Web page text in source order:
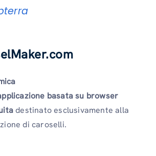
basata su browser
destinato esclusivamente alla
di caroselli.